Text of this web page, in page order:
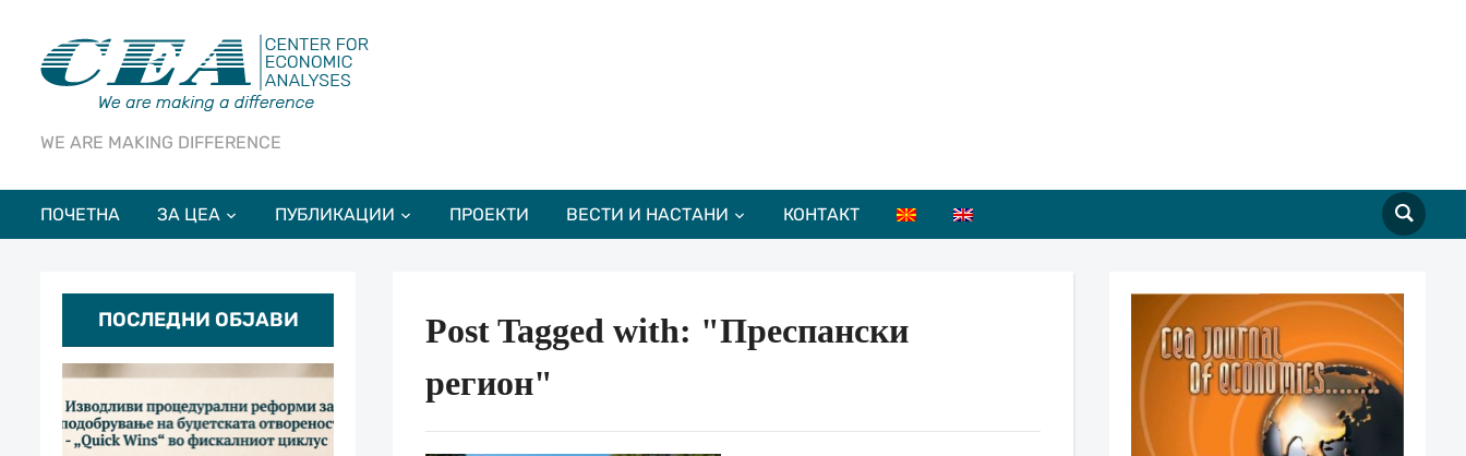
WE ARE MAKING DIFFERENCE
ПОЧЕТНА ЗА ЦЕА ПУБЛИКАЦИИ ПРОЕКТИ ВЕСТИ И НАСТАНИ КОНТАКТ
ПОСЛЕДНИ ОБЈАВИ
Post Tagged with: "Преспански
регион"